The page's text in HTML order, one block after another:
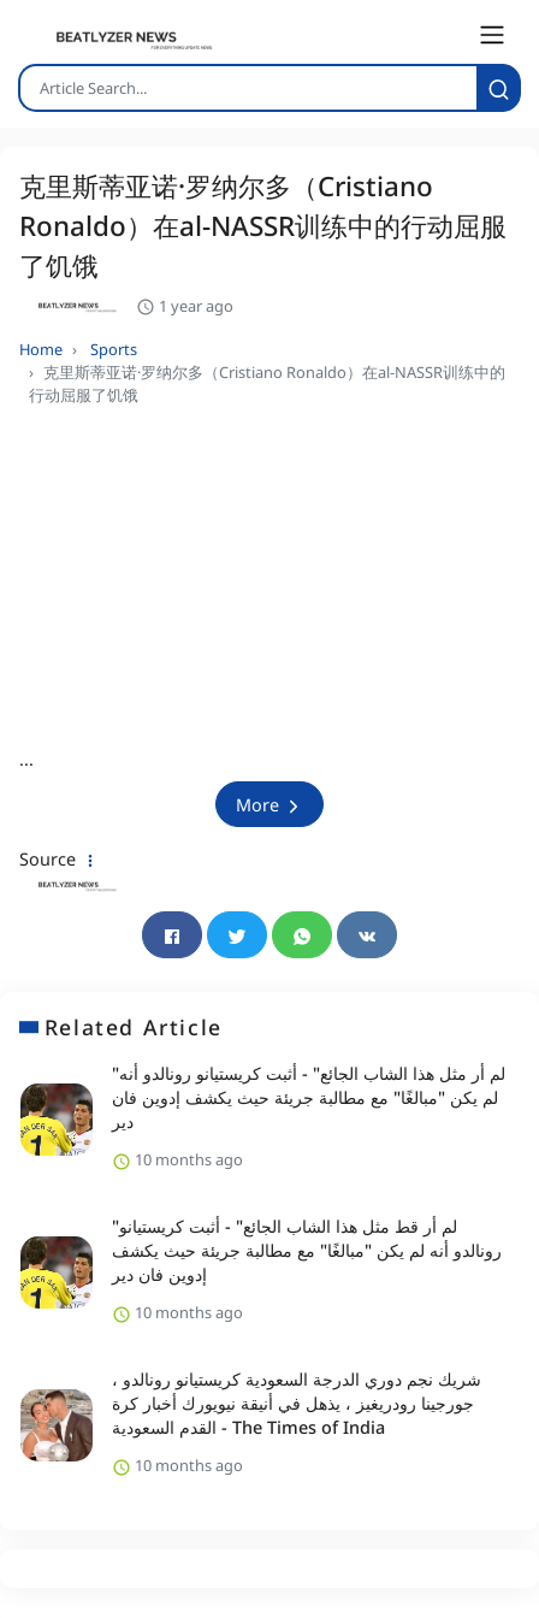
克里斯蒂亚诺·罗纳尔多（Cristiano
Ronaldo）在al-NASSR训练中的行动屈服
了饥饿
1 year ago
Home
Sports
克里斯蒂亚诺·罗纳尔多（Cristiano Ronaldo）在al-NASSR训练中的
行动屈服了饥饿
...
More
Source
Related Article
"لم أر مثل هذا الشاب الجائع" - أثبت كريستيانو رونالدو أنه
لم يكن "مبالغًا" مع مطالبة جريئة حيث يكشف إدوين فان
دير
10 months ago
"لم أر قط مثل هذا الشاب الجائع" - أثبت كريستيانو
رونالدو أنه لم يكن "مبالغًا" مع مطالبة جريئة حيث يكشف
إدوين فان دير
10 months ago
شريك نجم دوري الدرجة السعودية كريستيانو رونالدو ،
جورجينا رودريغيز ، يذهل في أنيقة نيويورك أخبار كرة
القدم السعودية - The Times of India
10 months ago